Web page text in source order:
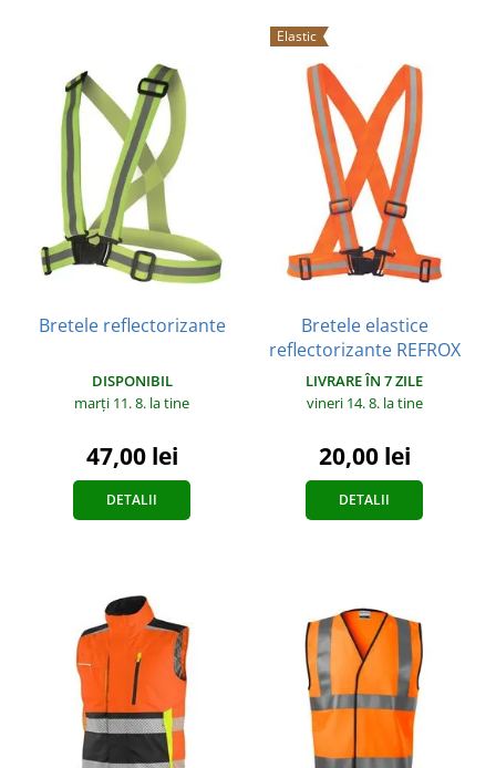
Bretele reflectorizante
DISPONIBIL
marți 11. 8. la tine
47,00 lei
DETALII
Elastic
Bretele elastice
reflectorizante REFROX
LIVRARE ÎN 7 ZILE
vineri 14. 8. la tine
20,00 lei
DETALII